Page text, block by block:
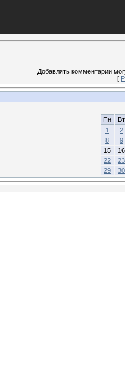
Добавлять комментарии
[
Пн
Вт
1
2
8
9
15
16
22
23
29
30